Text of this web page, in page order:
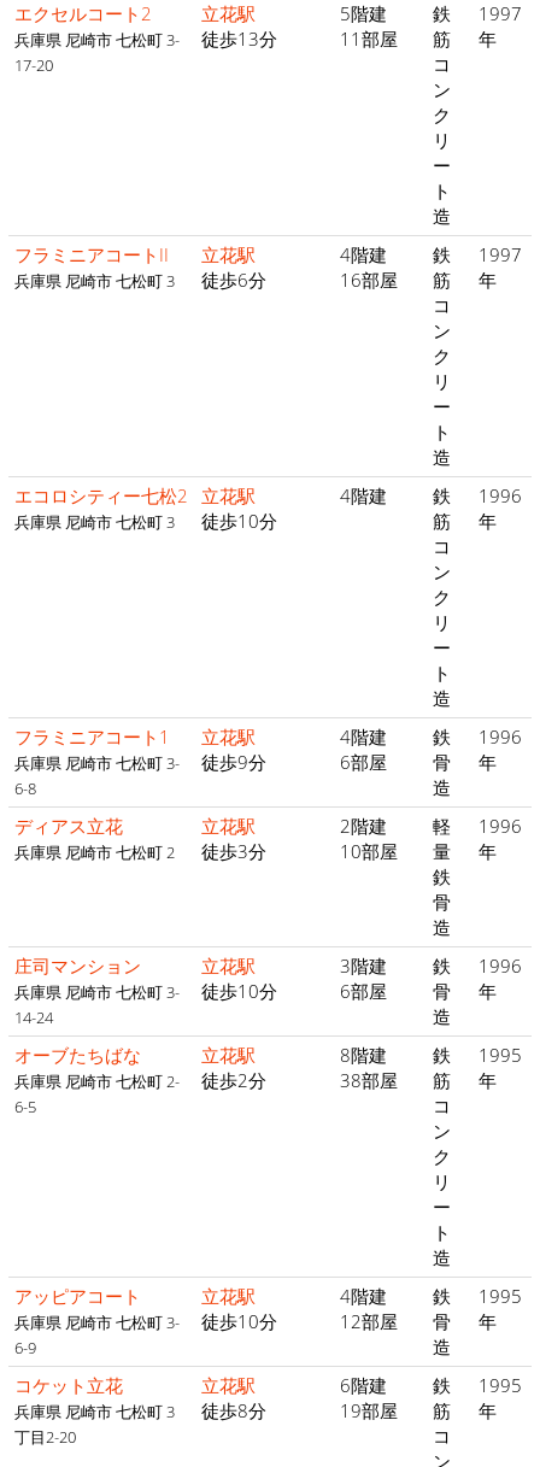
エクセルコート2
兵庫県 尼崎市 七松町 3-
17-20
立花駅
徒歩13分
5階建
11部屋
鉄
筋
コ
ン
ク
リ
ー
ト
造
1997
年
フラミニアコートII
兵庫県 尼崎市 七松町 3
立花駅
徒歩6分
4階建
16部屋
鉄
筋
コ
ン
ク
リ
ー
ト
造
1997
年
エコロシティー七松2
兵庫県 尼崎市 七松町 3
立花駅
徒歩10分
4階建
鉄
筋
コ
ン
ク
リ
ー
ト
造
1996
年
フラミニアコート1
兵庫県 尼崎市 七松町 3-
6-8
立花駅
徒歩9分
4階建
6部屋
鉄
骨
造
1996
年
ディアス立花
兵庫県 尼崎市 七松町 2
立花駅
徒歩3分
2階建
10部屋
軽
量
鉄
骨
造
1996
年
庄司マンション
兵庫県 尼崎市 七松町 3-
14-24
立花駅
徒歩10分
3階建
6部屋
鉄
骨
造
1996
年
オーブたちばな
兵庫県 尼崎市 七松町 2-
6-5
立花駅
徒歩2分
8階建
38部屋
鉄
筋
コ
ン
ク
リ
ー
ト
造
1995
年
アッピアコート
兵庫県 尼崎市 七松町 3-
6-9
立花駅
徒歩10分
4階建
12部屋
鉄
骨
造
1995
年
コケット立花
兵庫県 尼崎市 七松町 3
丁目2-20
立花駅
徒歩8分
6階建
19部屋
鉄
筋
コ
ン
1995
年